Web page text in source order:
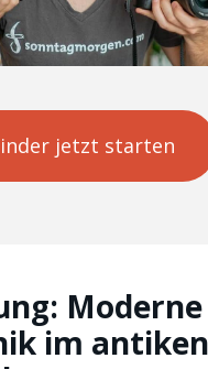
jetzt starten
im antiken